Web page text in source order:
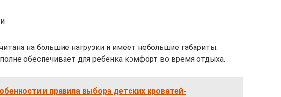
на большие нагрузки и имеет небольшие габариты.
обеспечивает для ребенка комфорт во время отдыха.
и правила выбора детских кроватей-